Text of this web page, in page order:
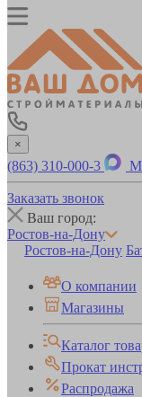
×
(863) 310-000-3
Заказать звонок
Ваш город:
Ростов-на-Дону
Ростов-на-Дону
О компании
Магазины
Каталог
Прокат
Распродажа